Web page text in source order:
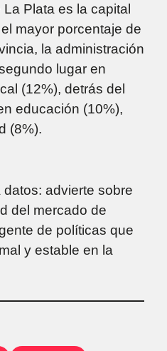
Plata es la capital
mayor porcentaje de
la administración
lugar en
(12%), detrás del
educación (10%),
(8%).
advierte sobre
del mercado de
de políticas que
y estable en la